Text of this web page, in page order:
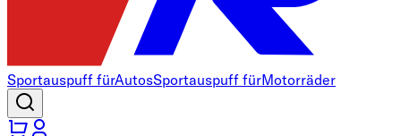
Sportauspuff fürAutosSportauspuff fürMotorräder